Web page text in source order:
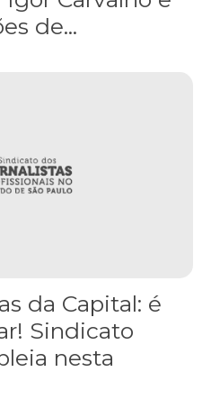
de...
da Capital: é
Sindicato
nesta